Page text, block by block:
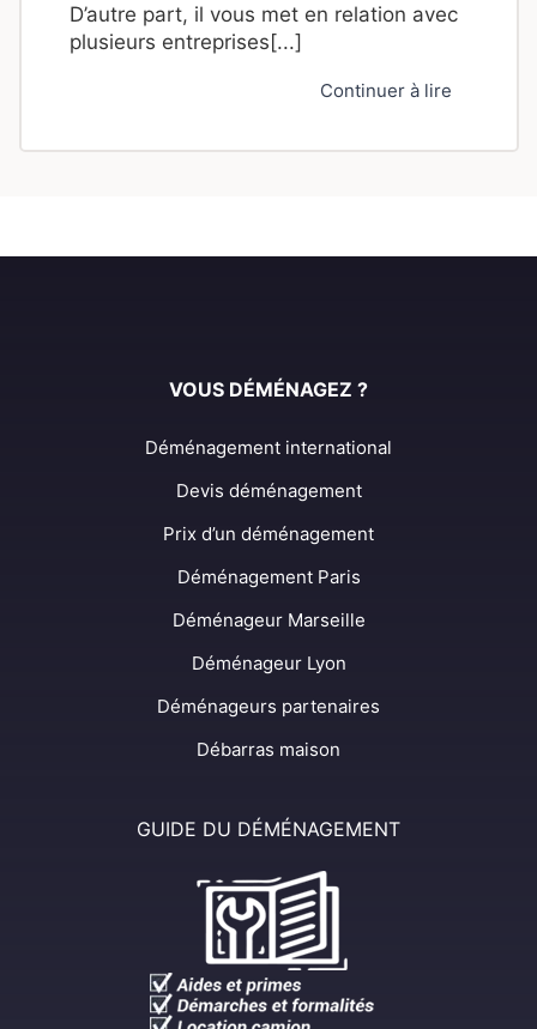
D’autre part, il vous met en relation avec
plusieurs entreprises[...]
Continuer à lire
VOUS DÉMÉNAGEZ ?
Déménagement international
Devis déménagement
Prix d’un déménagement
Déménagement Paris
Déménageur Marseille
Déménageur Lyon
Déménageurs partenaires
Débarras maison
GUIDE DU DÉMÉNAGEMENT